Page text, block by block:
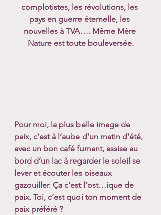
complotistes, les révolutions, les
pays en guerre éternelle, les
nouvelles à TVA…. Même Mère
Nature est toute bouleversée.
Pour moi, la plus belle image de
paix, c’est à l’aube d’un matin d’été,
avec un bon café fumant, assise au
bord d’un lac à regarder le soleil se
lever et écouter les oiseaux
gazouiller. Ça c’est l’ost…ique de
paix. Toi, c’est quoi ton moment de
paix préféré ?